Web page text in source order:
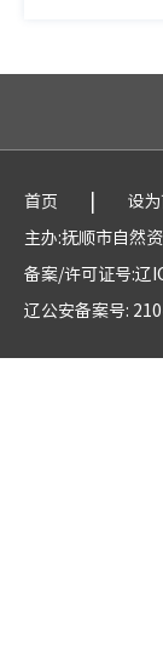
首页 | 设
主办:抚顺市自然
备案/许可证号:辽
辽公安备案号: